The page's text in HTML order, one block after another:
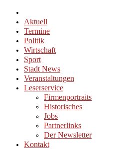
Aktuell
Termine
Politik
Wirtschaft
Sport
Stadt News
Veranstaltungen
Leserservice
Firmenportraits
Historisches
Jobs
Partnerlinks
Der Newsletter
Kontakt